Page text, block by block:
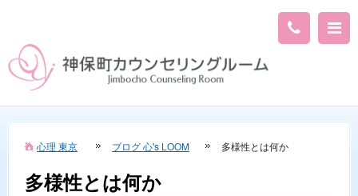
心理 東京 ブログ 心's LOOM 多様性とは何か
多様性とは何か